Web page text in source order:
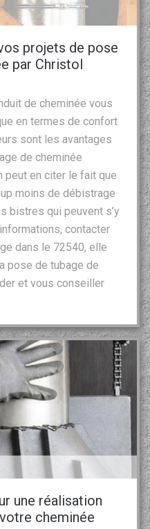
projets de pose
par Christol
de cheminée vous
en termes de confort
sont les avantages
de cheminée
peut en citer le fait que
moins de débistrage
bistres qui peuvent s’y
contacter
dans le 72540, elle
pose de tubage de
et vous conseiller
une réalisation
cheminée